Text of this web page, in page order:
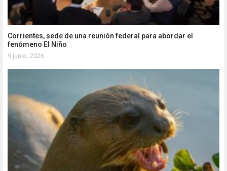
Corrientes, sede de una reunión federal para abordar el
fenómeno El Niño
9 junio, 2026